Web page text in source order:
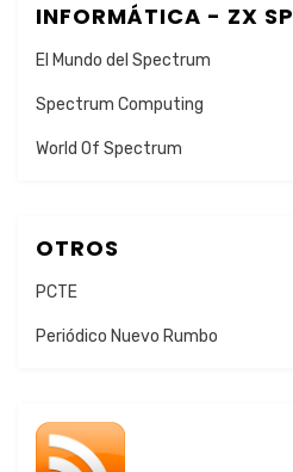
INFORMÁTICA - ZX
El Mundo del Spectrum
Spectrum Computing
World Of Spectrum
OTROS
PCTE
Periódico Nuevo Rumbo